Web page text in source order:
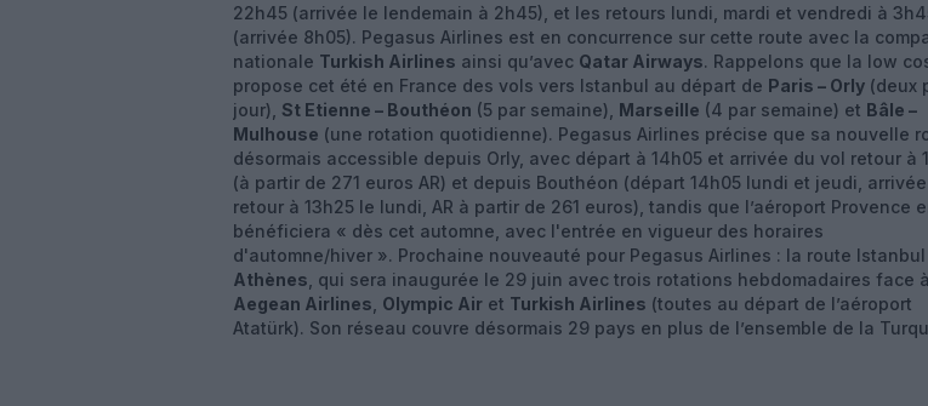
22h45 (arrivée le lendemain à 2h45), et les retours lundi, mardi et vendredi à
(arrivée 8h05). Pegasus Airlines est en concurrence sur cette route avec la
nationale Turkish Airlines ainsi qu’avec Qatar Airways. Rappelons que la low
propose cet été en France des vols vers Istanbul au départ de Paris – Orly (deux
jour), St Etienne – Bouthéon (5 par semaine), Marseille (4 par semaine) et Bâle –
Mulhouse (une rotation quotidienne). Pegasus Airlines précise que sa nouvelle
désormais accessible depuis Orly, avec départ à 14h05 et arrivée du vol retour à
(à partir de 271 euros AR) et depuis Bouthéon (départ 14h05 lundi et jeudi,
retour à 13h25 le lundi, AR à partir de 261 euros), tandis que l’aéroport Provence
bénéficiera « dès cet automne, avec l'entrée en vigueur des horaires
d'automne/hiver ». Prochaine nouveauté pour Pegasus Airlines : la route Istanbul
Athènes , qui sera inaugurée le 29 juin avec trois rotations hebdomadaires face à
Aegean Airlines Olympic Air et Turkish Airlines (toutes au départ de l’aéroport
Atatürk). Son réseau couvre désormais 29 pays en plus de l’ensemble de la